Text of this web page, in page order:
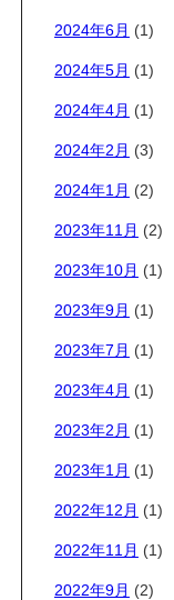
2024年6月 (1)
2024年5月 (1)
2024年4月 (1)
2024年2月 (3)
2024年1月 (2)
2023年11月 (2)
2023年10月 (1)
2023年9月 (1)
2023年7月 (1)
2023年4月 (1)
2023年2月 (1)
2023年1月 (1)
2022年12月 (1)
2022年11月 (1)
2022年9月 (2)